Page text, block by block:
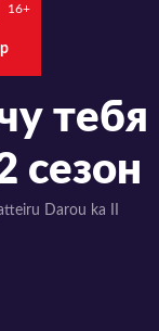
16+
тебя
сезон
Darou ka II